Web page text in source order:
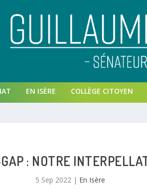
EN ISÈRE COLLÈGE CITOYEN
: NOTRE
5 Sep 2022| En Isère